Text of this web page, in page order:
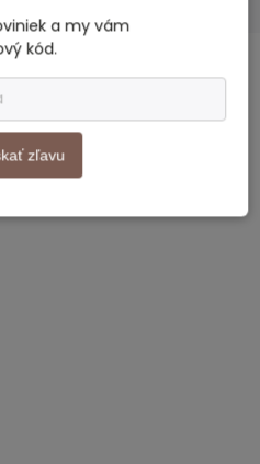
a my vám
kód.
zľavu